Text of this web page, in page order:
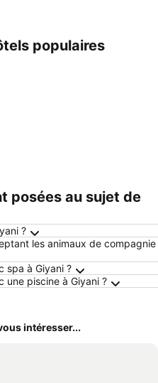
populaires
posées au sujet de
?
les animaux de compagnie
spa à Giyani ?
une piscine à Giyani ?
intéresser...